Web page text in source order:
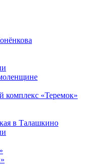
комплекс «Теремок»
в Талашкино